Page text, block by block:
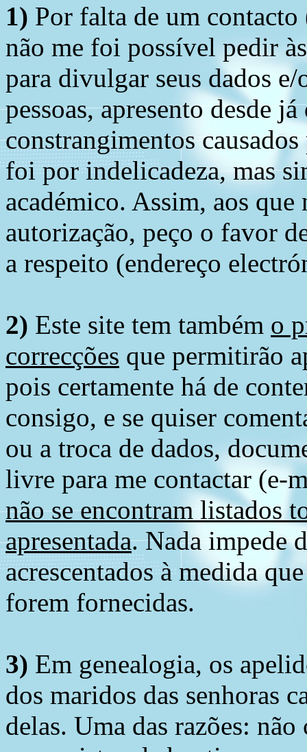
1) Por falta de um
não me foi possível pedir
para divulgar seus dados
pessoas, apresento desde
constrangimentos
foi por indelicadeza, mas
académico. Assim, aos
autorização, peço o favor
a respeito (endereço
2) Este site tem também o
correcções que permitirão
pois certamente há de
consigo, e se quiser
ou a troca de dados,
livre para me contactar (e-
não se encontram listados
apresentada. Nada impede
acrescentados à medida
forem fornecidas.
3) Em genealogia, os
dos maridos das senhoras
delas. Uma das razões: